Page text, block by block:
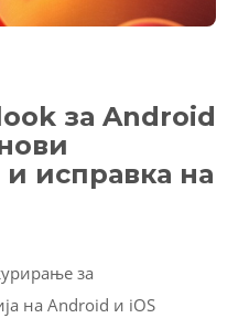
за Android
исправка на
за
на Android и iOS